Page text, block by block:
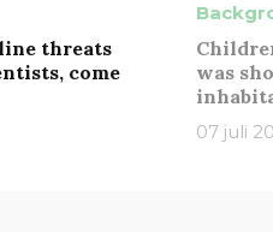
threats
come
was
07 juli